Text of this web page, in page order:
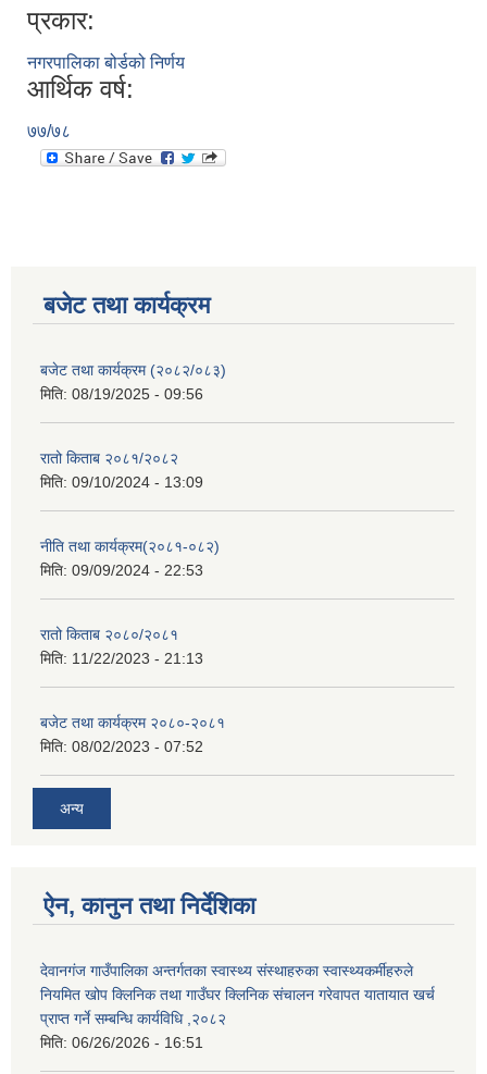
प्रकार:
नगरपालिका बोर्डको निर्णय
आर्थिक वर्ष:
७७/७८
बजेट तथा कार्यक्रम
बजेट तथा कार्यक्रम (२०८२/०८३)
मिति: 08/19/2025 - 09:56
रातो किताब २०८१/२०८२
मिति: 09/10/2024 - 13:09
नीति तथा कार्यक्रम(२०८१-०८२)
मिति: 09/09/2024 - 22:53
रातो किताब २०८०/२०८१
मिति: 11/22/2023 - 21:13
बजेट तथा कार्यक्रम २०८०-२०८१
मिति: 08/02/2023 - 07:52
अन्य
ऐन, कानुन तथा निर्देशिका
देवानगंज गाउँपालिका अन्तर्गतका स्वास्थ्य संस्थाहरुका स्वास्थ्यकर्मीहरुले
नियमित खोप क्लिनिक तथा गाउँघर क्लिनिक संचालन गरेवापत यातायात खर्च
प्राप्त गर्ने सम्बन्धि कार्यविधि ,२०८२
मिति: 06/26/2026 - 16:51